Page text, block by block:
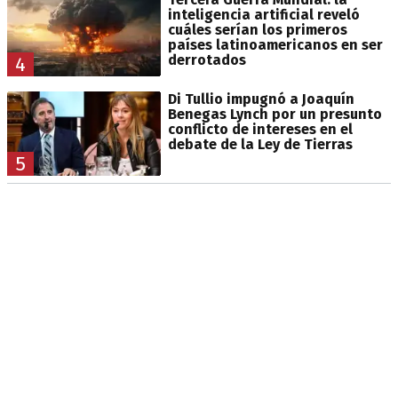
4
inteligencia artificial reveló
cuáles serían los primeros
países latinoamericanos en ser
derrotados
5
Di Tullio impugnó a Joaquín
Benegas Lynch por un presunto
conflicto de intereses en el
debate de la Ley de Tierras